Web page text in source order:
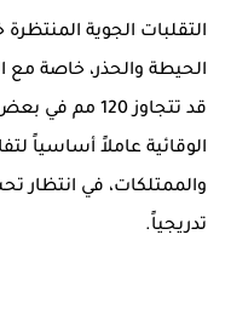
التقلبات الجوية
الحيطة والحذر، خاصة
قد تتجاوز 120
الوقائية عاملاً أساسياً
والممتلكات، في انتظار
تدريجياً.